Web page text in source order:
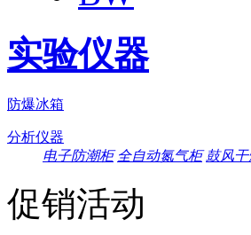
实验仪器
防爆冰箱
分析仪器
电子防潮柜 全自动氮气柜 鼓风
促销活动